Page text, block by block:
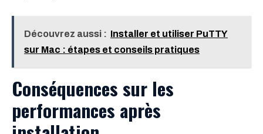
Découvrez aussi : Installer et utiliser PuTTY
sur Mac : étapes et conseils pratiques
Conséquences sur les
performances après